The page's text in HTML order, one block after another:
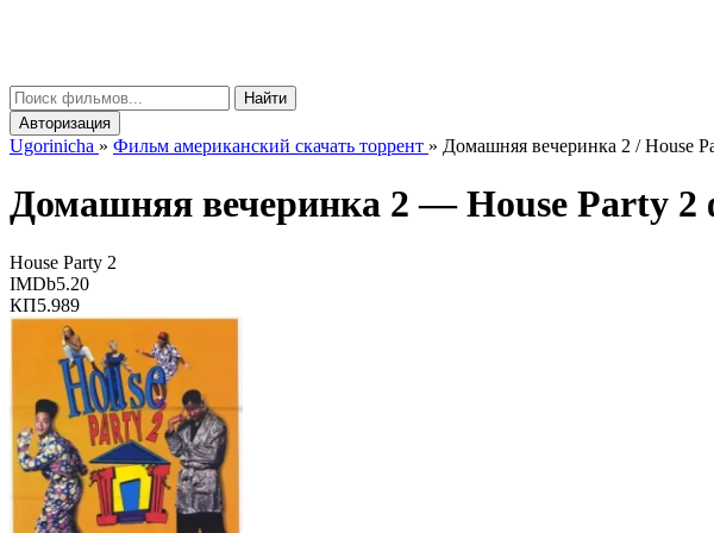
Найти
Авторизация
Ugorinicha » Фильм американский скачать торрент » Домашняя вечеринка 2 / House
Домашняя вечеринка 2 —House Party 2
House Party 2
IMDb5.20
КП5.989